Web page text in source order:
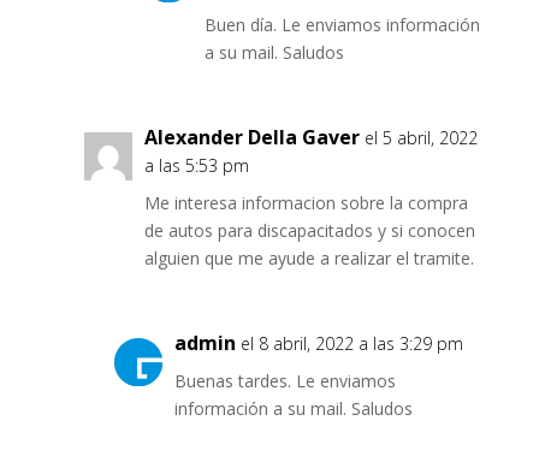
Buen día. Le enviamos información
a su mail. Saludos
Alexander Della Gaver el 5 abril, 2022
a las 5:53 pm
Me interesa informacion sobre la compra
de autos para discapacitados y si conocen
alguien que me ayude a realizar el tramite.
admin el 8 abril, 2022 a las 3:29 pm
Buenas tardes. Le enviamos
información a su mail. Saludos